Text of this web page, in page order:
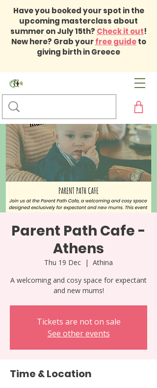
Have you booked your spot in the
upcoming masterclass about
summer on July 15th? Check it out!
New here? Grab yourfree guideto
giving birth in Greece
Parent Path Cafe -
Athens
Thu 19 Dec
  |
Athina
A welcoming and cosy space for expectant
and new mums!
Tickets are not on sale
See other events
Time & Location